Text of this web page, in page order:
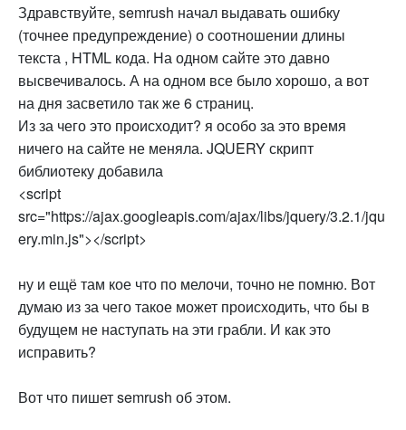
Здравствуйте, semrush начал выдавать ошибку
(точнее предупреждение) о соотношении длины
текста , HTML кода. На одном сайте это давно
высвечивалось. А на одном все было хорошо, а вот
на дня засветило так же 6 страниц.
Из за чего это происходит? я особо за это время
ничего на сайте не меняла. JQUERY скрипт
библиотеку добавила
<script
src="https://ajax.googleapis.com/ajax/libs/jquery/3.2.1/jqu
ery.min.js"></script>
ну и ещё там кое что по мелочи, точно не помню. Вот
думаю из за чего такое может происходить, что бы в
будущем не наступать на эти грабли. И как это
исправить?
Вот что пишет semrush об этом.